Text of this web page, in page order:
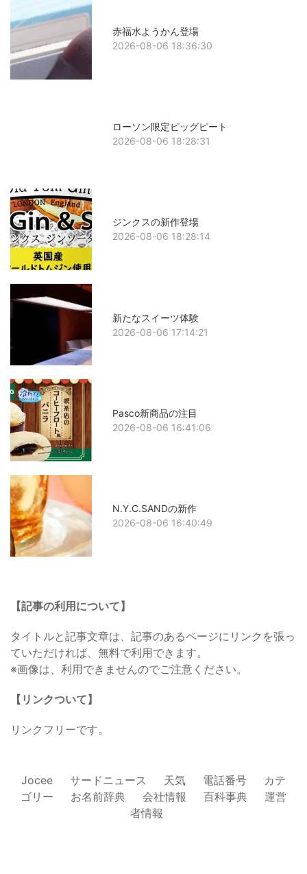
赤福水ようかん登場
2026-08-06 18:36:30
ローソン限定ビッグピート
2026-08-06 18:28:31
ジンクスの新作登場
2026-08-06 18:28:14
新たなスイーツ体験
2026-08-06 17:14:21
Pasco新商品の注目
2026-08-06 16:41:06
N.Y.C.SANDの新作
2026-08-06 16:40:49
【記事の利用について】
タイトルと記事文章は、記事のあるページにリンクを張っ
ていただければ、無料で利用できます。
※画像は、利用できませんのでご注意ください。
【リンクついて】
リンクフリーです。
Jocee サードニュース 天気 電話番号
カテ
ゴリー
お名前辞典 会社情報 百科事典
運営
者情報